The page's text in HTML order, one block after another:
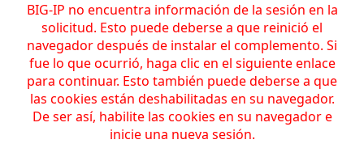
BIG-IP no encuentra información de la sesión en la
solicitud. Esto puede deberse a que reinició el
navegador después de instalar el complemento. Si
fue lo que ocurrió, haga clic en el siguiente enlace
para continuar. Esto también puede deberse a que
las cookies están deshabilitadas en su navegador.
De ser así, habilite las cookies en su navegador e
inicie una nueva sesión.